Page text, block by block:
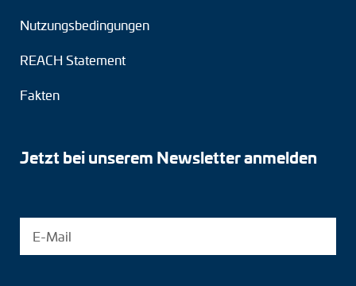
Nutzungsbedingungen
REACH Statement
Fakten
Jetzt bei unserem Newsletter anmelden